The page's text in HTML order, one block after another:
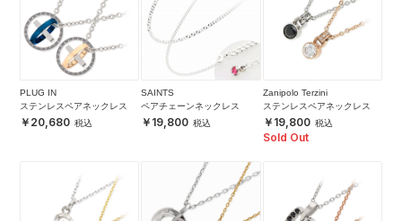
PLUG IN
ステンレスペアネックレス
20,680
SAINTS
ペアチェーンネックレス
19,800
Zanipolo Terzini
ステンレスペアネックレス
19,800
Sold Out